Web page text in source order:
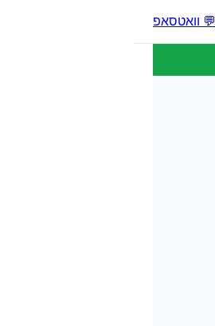
💬 וואטסאפ